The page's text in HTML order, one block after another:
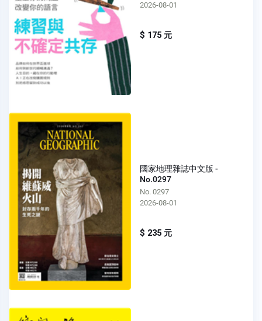
2026-08-01
$ 175 元
國家地理雜誌中文版 -
No.0297
No. 0297
2026-08-01
$ 235 元